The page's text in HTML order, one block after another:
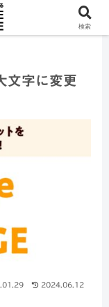
文字に変更
2024.06.12
検索